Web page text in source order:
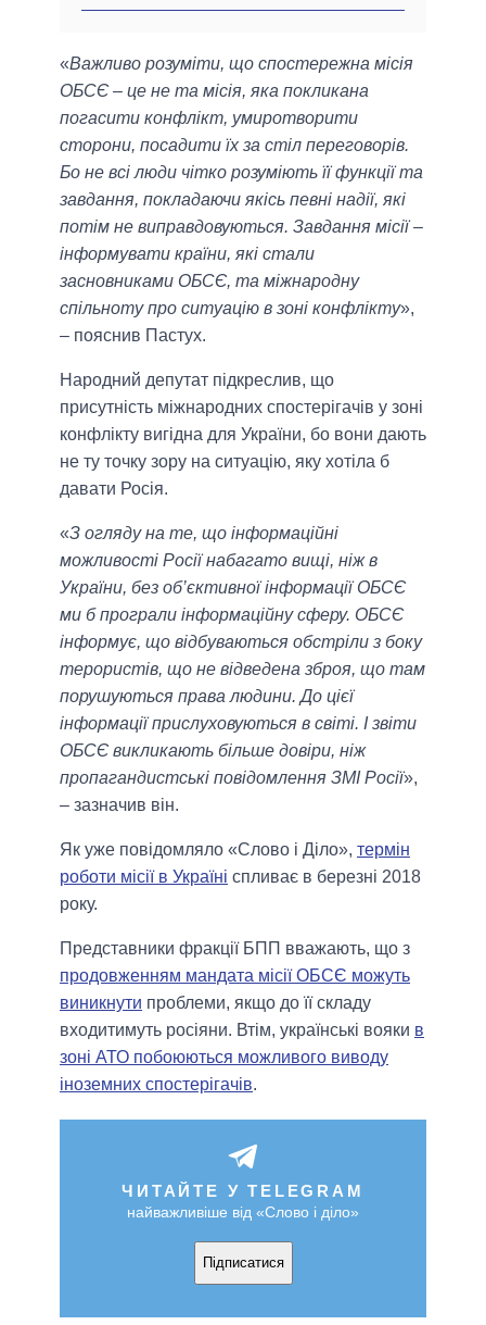
«Важливо розуміти, що спостережна місія
ОБСЄ – це не та місія, яка покликана
погасити конфлікт, умиротворити
сторони, посадити їх за стіл переговорів.
Бо не всі люди чітко розуміють її функції та
завдання, покладаючи якісь певні надії, які
потім не виправдовуються. Завдання місії –
інформувати країни, які стали
засновниками ОБСЄ, та міжнародну
спільноту про ситуацію в зоні конфлікту»,
– пояснив Пастух.
Народний депутат підкреслив, що
присутність міжнародних спостерігачів у зоні
конфлікту вигідна для України, бо вони дають
не ту точку зору на ситуацію, яку хотіла б
давати Росія.
«З огляду на те, що інформаційні
можливості Росії набагато вищі, ніж в
України, без об’єктивної інформації ОБСЄ
ми б програли інформаційну сферу. ОБСЄ
інформує, що відбуваються обстріли з боку
терористів, що не відведена зброя, що там
порушуються права людини. До цієї
інформації прислуховуються в світі. І звіти
ОБСЄ викликають більше довіри, ніж
пропагандистські повідомлення ЗМІ Росії»,
– зазначив він.
Як уже повідомляло «Слово і Діло», термін
роботи місії в Україні спливає в березні 2018
року.
Представники фракції БПП вважають, що з
продовженням мандата місії ОБСЄ можуть
виникнути проблеми, якщо до її складу
входитимуть росіяни. Втім, українські вояки в
зоні АТО побоюються можливого виводу
іноземних спостерігачів.
ЧИТАЙТЕ У TELEGRAM
найважливіше від «Слово і діло»
Підписатися